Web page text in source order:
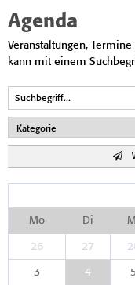
Agenda
Veranstaltungen,
kann mit einem
Mo Di
26 27
3 4 5